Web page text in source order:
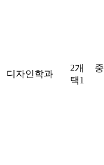
디자인학과
2개 중
택1